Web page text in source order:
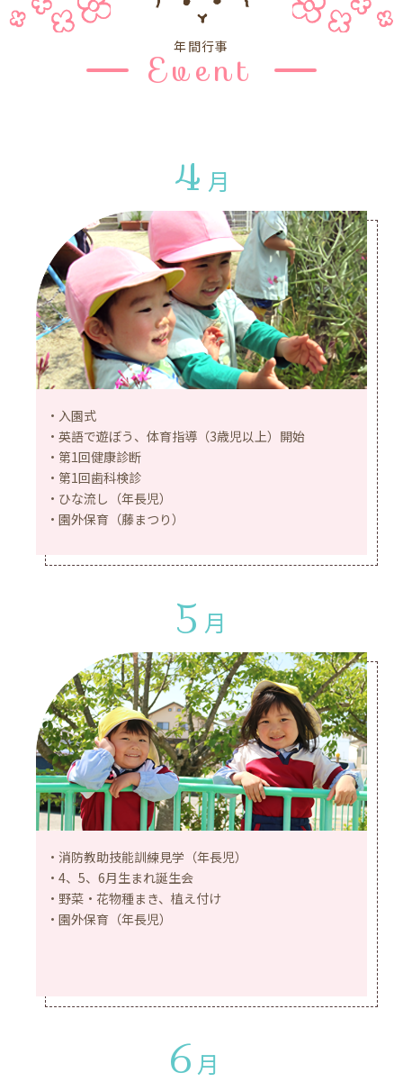
年間行事
Event
4 月
入園式
英語で遊ぼう、体育指導（3歳児以上）開始
第1回健康診断
第1回歯科検診
ひな流し（年長児）
園外保育（藤まつり）
5 月
消防教助技能訓練見学（年長児）
4、5、6月生まれ誕生会
野菜・花物種まき、植え付け
園外保育（年長児）
6 月